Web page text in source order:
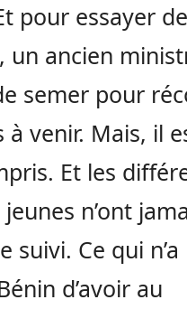
pour essayer
un ancien
semer pour
à venir. Mais, il
Et les
n’ont
suivi. Ce qui
d’avoir au